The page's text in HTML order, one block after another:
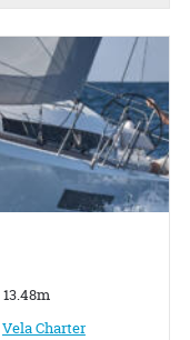
13.48m
Vela Charter